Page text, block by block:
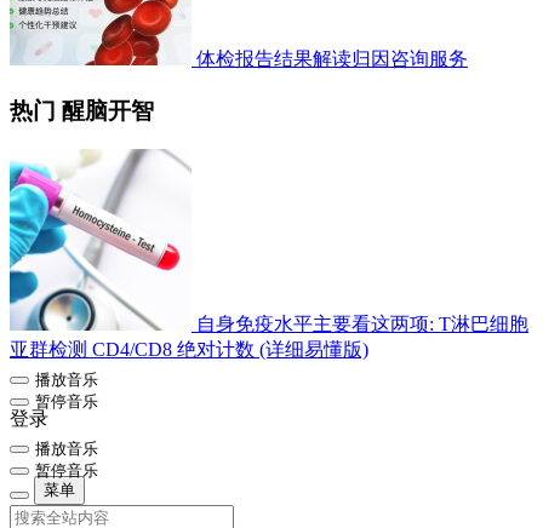
体检报告结果解读归因咨询服务
热门 醒脑开智
自身免疫水平主要看这两项: T淋巴细胞
亚群检测 CD4/CD8 绝对计数 (详细易懂版)
播放音乐
暂停音乐
登录
播放音乐
暂停音乐
菜单